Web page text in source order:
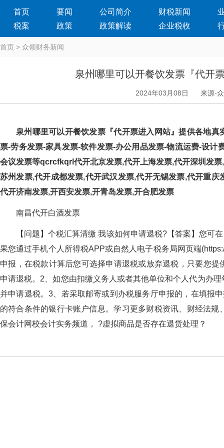
首页 要闻 公司简介 财税新闻
税案
政策 政策解读 企业税收
首页 > 众领财务新闻
泉州哪里可以开餐饮发票『代开
2024年03月08日 来源-
泉州哪里可以开餐饮发票『代开票进入网站』提供各地真实
票-劳务发票-家具发票-软件发票-办公用品发票-物流运费-设计费
会议发票等qcrcfkqrl代开北京发票,代开上海发票,代开深圳发
苏州发票,代开成都发票,代开武汉发票,代开无锡发票,代开重
代开济南发票,开西安发票,开青岛发票,开合肥发票
南昌代开白酒发票
【问题】个税汇算清缴 我该如何申请退税?【答案】您可在
果您通过手机个人所得税APP或自然人电子税务局网页端
申报，在税款计算后您可选择申请退税或放弃退税，只
申请退税。2、如您由扣缴义务人或者其他单位和个人代为办
并申请退税。3、若采取邮寄或到办税服务厅申报的，在填
的符合条件的银行卡账户信息。学习更多财税资讯、财经法规
保会计网校会计实务频道， ?虚拟商品是否存在退货处理？